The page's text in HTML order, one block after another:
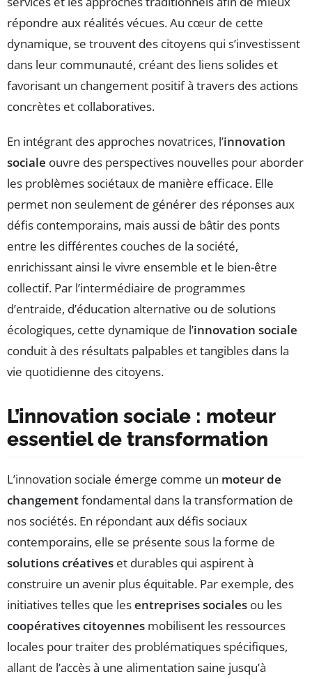
répondre aux réalités vécues. Au cœur de cette
dynamique, se trouvent des citoyens qui s’investissent
dans leur communauté, créant des liens solides et
favorisant un changement positif à travers des actions
concrètes et collaboratives.
En intégrant des approches novatrices, l’innovation
sociale ouvre des perspectives nouvelles pour aborder
les problèmes sociétaux de manière efficace. Elle
permet non seulement de générer des réponses aux
défis contemporains, mais aussi de bâtir des ponts
entre les différentes couches de la société,
enrichissant ainsi le vivre ensemble et le bien-être
collectif. Par l’intermédiaire de programmes
d’entraide, d’éducation alternative ou de solutions
écologiques, cette dynamique de l’innovation sociale
conduit à des résultats palpables et tangibles dans la
vie quotidienne des citoyens.
L’innovation sociale : moteur
essentiel de transformation
L’innovation sociale émerge comme un moteur de
changementfondamental dans la transformation de
nos sociétés. En répondant aux défis sociaux
contemporains, elle se présente sous la forme de
solutions créatives et durables qui aspirent à
construire un avenir plus équitable. Par exemple, des
initiatives telles que lesentreprises sociales ou les
coopératives citoyennes mobilisent les ressources
locales pour traiter des problématiques spécifiques,
allant de l’accès à une alimentation saine jusqu’à